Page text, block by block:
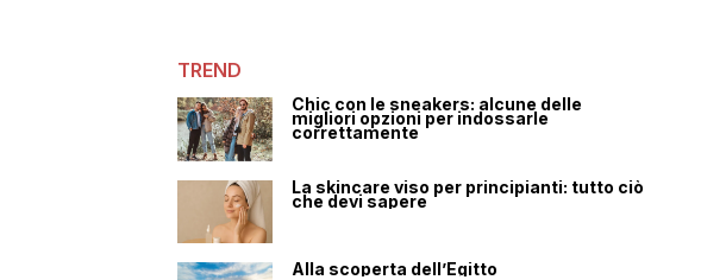
TREND
Chic con le sneakers: alcune delle
migliori opzioni per indossarle
correttamente
La skincare viso per principianti: tutto ciò
che devi sapere
Alla scoperta dell’Egitto